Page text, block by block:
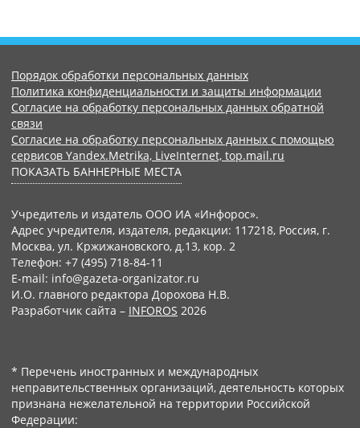
Порядок обработки персональных данных
Политика конфиденциальности и защиты информации
Согласие на обработку персональных данных обратной
связи
Согласие на обработку персональных данных с помощью
сервисов Yandex.Metrika, LiveInternet, top.mail.ru
ПОКАЗАТЬ БАННЕРНЫЕ МЕСТА
Учредитель и издатель ООО ИА «Инфорос».
Адрес учредителя, издателя, редакции: 117218, Россия, г.
Москва, ул. Кржижановского, д.13, кор. 2
Телефон: +7 (495) 718-84-11
E-mail: info@gazeta-organizator.ru
И.О. главного редактора Дорохова Н.В.
Разработчик сайта – INFOROS 2026
* Перечень иностранных и международных
неправительственных организаций, деятельность которых
признана нежелательной на территории Российской
Федерации: